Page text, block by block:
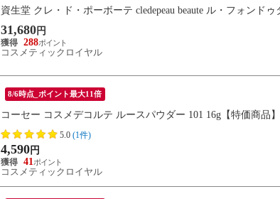
資生堂 クレ・ド・ポーボーテ cledepeau beaute ル・フォンド
31,680 円
288
コスメティックロイヤル
8/6時点_ポイント最大11倍
コーセー コスメデコルテ ルースパウダー 101 16g【特価商品】
5.0 (1件)
4,590 円
41
コスメティックロイヤル